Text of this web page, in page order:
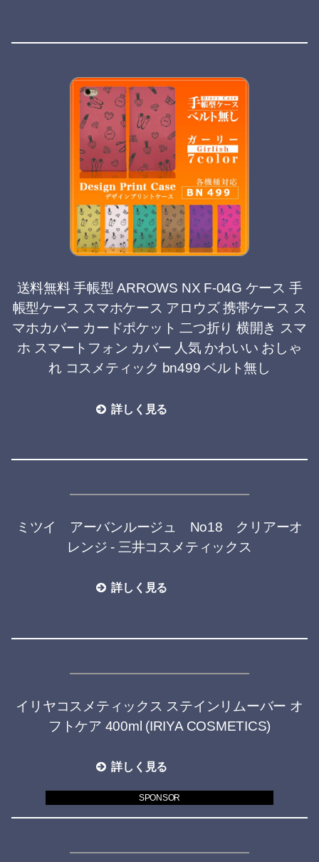
送料無料 手帳型 ARROWS NX F-04G ケース 手
帳型ケース スマホケース アロウズ 携帯ケース ス
マホカバー カードポケット 二つ折り 横開き スマ
ホ スマートフォン カバー 人気 かわいい おしゃ
れ コスメティック bn499 ベルト無し
詳しく見る
ミツイ アーバンルージュ No18 クリアーオ
レンジ - 三井コスメティックス
詳しく見る
イリヤコスメティックス ステインリムーバー オ
フトケア 400ml (IRIYA COSMETICS)
詳しく見る
SPONSOR